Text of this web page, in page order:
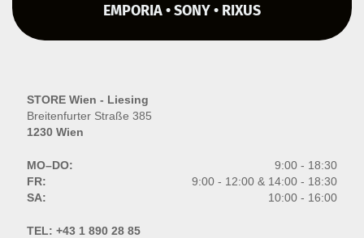
EMPORIA • SONY • RIXUS
STORE Wien - Liesing
Breitenfurter Straße 385
1230 Wien
MO–DO:
9:00 - 18:30
FR:
9:00 - 12:00 & 14:00 - 18:30
SA:
10:00 - 16:00
TEL: +43 1 890 28 85